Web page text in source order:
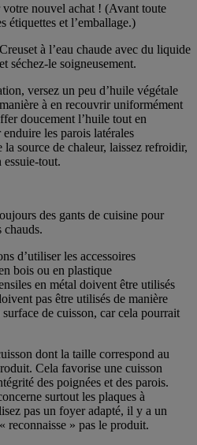
votre nouvel achat ! (Avant toute
étiquettes et l’emballage.)
à l’eau chaude avec du liquide
séchez-le soigneusement.
versez un peu d’huile végétale
à en recouvrir uniformément
doucement l’huile tout en
les parois latérales
la source de chaleur, laissez refroidir,
tout.
des gants de cuisine pour
chauds.
d’utiliser les accessoires
bois ou en plastique
en métal doivent être utilisés
pas être utilisés de manière
de cuisson, car cela pourrait
dont la taille correspond au
Cela favorise une cuisson
des poignées et des parois.
surtout les plaques à
pas un foyer adapté, il y a un
reconnaisse » pas le produit.